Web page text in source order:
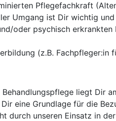
Pflegefachkraft
Umgang ist Dir wichtig
oder psychisch
(z.B.
liegt Dir
eine Grundlage für die
durch unseren Einsatz in